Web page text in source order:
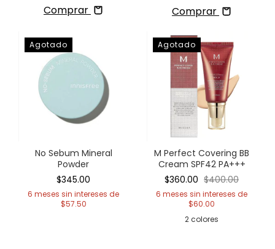
Comprar Comprar
Agotado
No Sebum Mineral
Powder
$345.00
6 meses sin intereses de
$57.50
Agotado
M Perfect Covering BB
Cream SPF42 PA+++
$360.00 $400.00
6 meses sin intereses de
$60.00
2 colores